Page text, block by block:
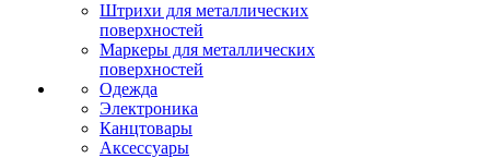
Штрихи для металлических
поверхностей
Маркеры для металлических
поверхностей
Одежда
Электроника
Канцтовары
Аксессуары